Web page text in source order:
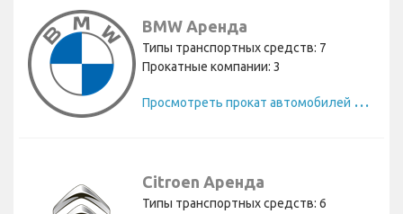
BMW Аренда
Типы транспортных средств: 7
Прокатные компании: 3
П
росмотреть прокат автомобилей BMW
Citroen Аренда
Типы транспортных средств: 6